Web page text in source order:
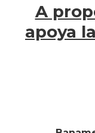
A
apoya